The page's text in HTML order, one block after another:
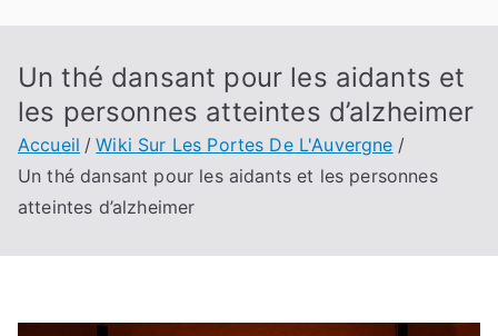
Un thé dansant pour les aidants et
les personnes atteintes d’alzheimer
Accueil
Wiki Sur Les Portes De L'Auvergne
Un thé dansant pour les aidants et les personnes
atteintes d’alzheimer